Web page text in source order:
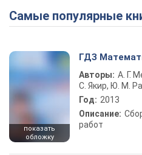
Самые популярные
показать
обложку
ГДЗ
Авторы: А. Г.
С. Якир, Ю. М.
Год: 2013
Описание:
работ